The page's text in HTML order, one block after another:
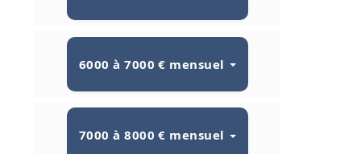
6000 à 7000 € mensuel
7000 à 8000 € mensuel